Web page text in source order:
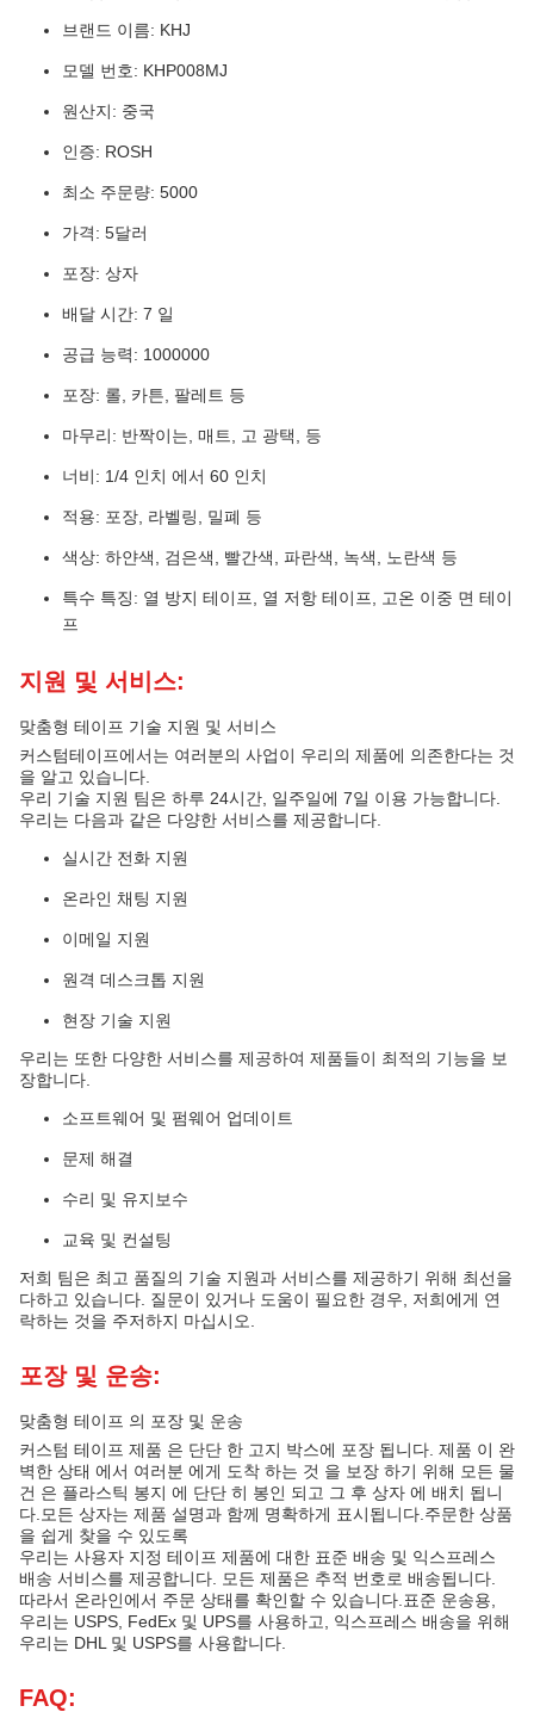
브랜드 이름: KHJ
모델 번호: KHP008MJ
원산지: 중국
인증: ROSH
최소 주문량: 5000
가격: 5달러
포장: 상자
배달 시간: 7 일
공급 능력: 1000000
포장: 롤, 카튼, 팔레트 등
마무리: 반짝이는, 매트, 고 광택, 등
너비: 1/4 인치 에서 60 인치
적용: 포장, 라벨링, 밀폐 등
색상: 하얀색, 검은색, 빨간색, 파란색, 녹색, 노란색 등
특수 특징: 열 방지 테이프, 열 저항 테이프, 고온 이중 면 테이
프
지원 및 서비스:
맞춤형 테이프 기술 지원 및 서비스
커스텀테이프에서는 여러분의 사업이 우리의 제품에 의존한다는 것
을 알고 있습니다.
우리 기술 지원 팀은 하루 24시간, 일주일에 7일 이용 가능합니다.
우리는 다음과 같은 다양한 서비스를 제공합니다.
실시간 전화 지원
온라인 채팅 지원
이메일 지원
원격 데스크톱 지원
현장 기술 지원
우리는 또한 다양한 서비스를 제공하여 제품들이 최적의 기능을 보
장합니다.
소프트웨어 및 펌웨어 업데이트
문제 해결
수리 및 유지보수
교육 및 컨설팅
저희 팀은 최고 품질의 기술 지원과 서비스를 제공하기 위해 최선을
다하고 있습니다. 질문이 있거나 도움이 필요한 경우, 저희에게 연
락하는 것을 주저하지 마십시오.
포장 및 운송:
맞춤형 테이프 의 포장 및 운송
커스텀 테이프 제품 은 단단 한 고지 박스에 포장 됩니다. 제품 이 완
벽한 상태 에서 여러분 에게 도착 하는 것 을 보장 하기 위해 모든 물
건 은 플라스틱 봉지 에 단단 히 봉인 되고 그 후 상자 에 배치 됩니
다.모든 상자는 제품 설명과 함께 명확하게 표시됩니다.주문한 상품
을 쉽게 찾을 수 있도록
우리는 사용자 지정 테이프 제품에 대한 표준 배송 및 익스프레스
배송 서비스를 제공합니다. 모든 제품은 추적 번호로 배송됩니다.
따라서 온라인에서 주문 상태를 확인할 수 있습니다.표준 운송용,
우리는 USPS, FedEx 및 UPS를 사용하고, 익스프레스 배송을 위해
우리는 DHL 및 USPS를 사용합니다.
FAQ: